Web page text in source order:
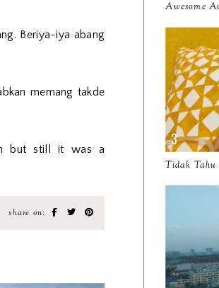
Beriya-iya abang
memang takde
but still it was a
share on:
January
2024130
July
June5
Awesome
Tidak Tahu